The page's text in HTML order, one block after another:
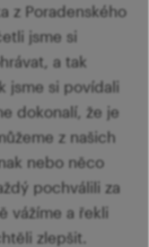
z Poradenského
jsme si
a tak
jsme si povídali
dokonalí, že je
z našich
nebo něco
pochválili za
vážíme a řekli
zlepšit.